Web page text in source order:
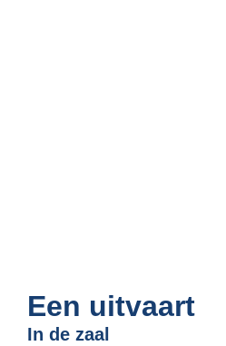
Een uitvaart
In de zaal